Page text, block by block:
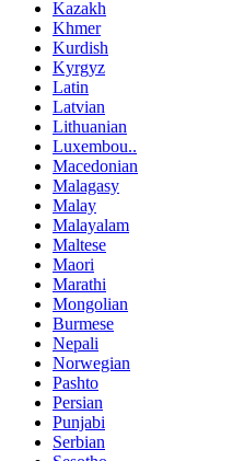
Kazakh
Khmer
Kurdish
Kyrgyz
Latin
Latvian
Lithuanian
Luxembou..
Macedonian
Malagasy
Malay
Malayalam
Maltese
Maori
Marathi
Mongolian
Burmese
Nepali
Norwegian
Pashto
Persian
Punjabi
Serbian